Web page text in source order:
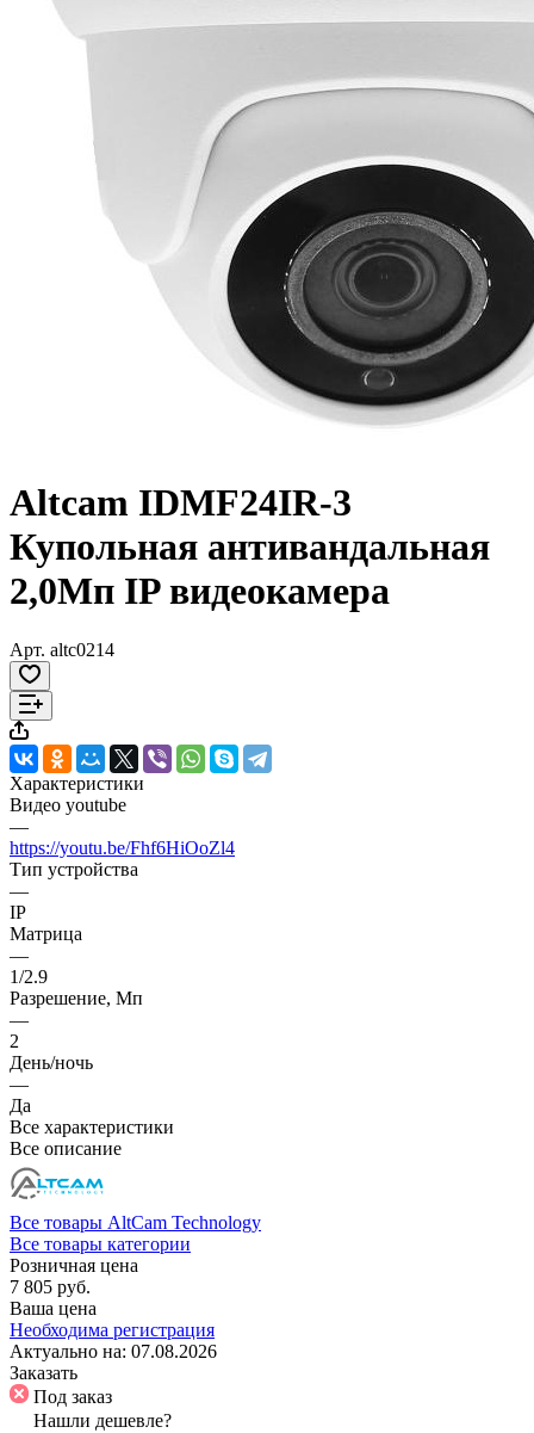
Altcam IDMF24IR-3
Купольная антивандальная
2,0Мп IP видеокамера
Арт. altc0214
Характеристики
Видео youtube
—
https://youtu.be/Fhf6HiOoZl4
Тип устройства
—
IP
Матрица
—
1/2.9
Разрешение, Мп
—
2
День/ночь
—
Да
Все характеристики
Все описание
Все товары AltCam Technology
Все товары категории
Розничная цена
7 805 руб.
Ваша цена
Необходима регистрация
Актуально на: 07.08.2026
Заказать
Под заказ
Нашли дешевле?